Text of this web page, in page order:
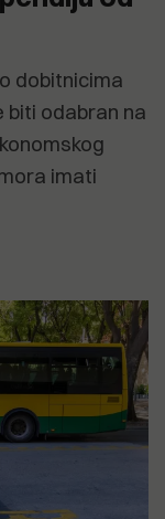
dobitnicima
biti odabran na
imati